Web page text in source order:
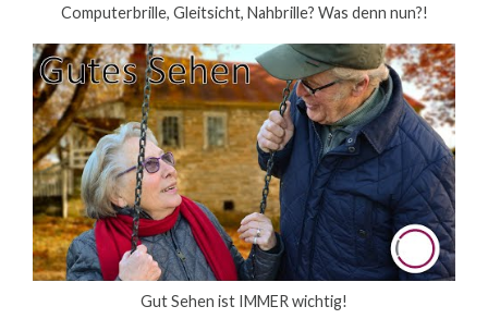
Computerbrille, Gleitsicht, Nahbrille? Was denn nun?!
Gut Sehen ist IMMER wichtig!